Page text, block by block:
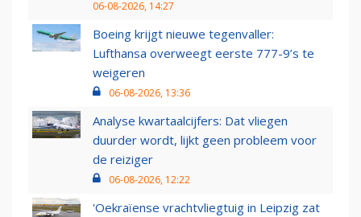
06-08-2026, 14:27
Boeing krijgt nieuwe tegenvaller:
Lufthansa overweegt eerste 777-9’s te
weigeren
06-08-2026, 13:36
Analyse kwartaalcijfers: Dat vliegen
duurder wordt, lijkt geen probleem voor
de reiziger
06-08-2026, 12:22
'Oekraïense vrachtvliegtuig in Leipzig zat